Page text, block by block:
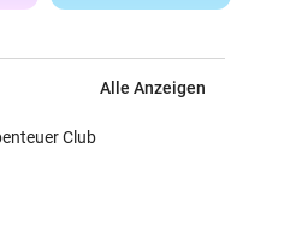
Alle Anzeigen